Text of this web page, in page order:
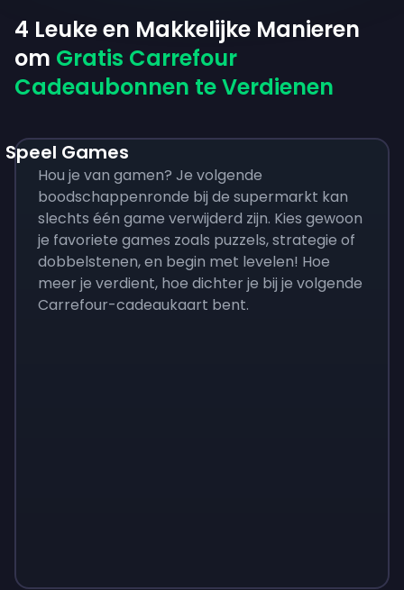
4 Leuke en Makkelijke Manieren
om Gratis Carrefour
Cadeaubonnen te Verdienen
Speel Games
Hou je van gamen? Je volgende
boodschappenronde bij de supermarkt kan
slechts één game verwijderd zijn. Kies gewoon
je favoriete games zoals puzzels, strategie of
dobbelstenen, en begin met levelen! Hoe
meer je verdient, hoe dichter je bij je volgende
Carrefour-cadeaukaart bent.